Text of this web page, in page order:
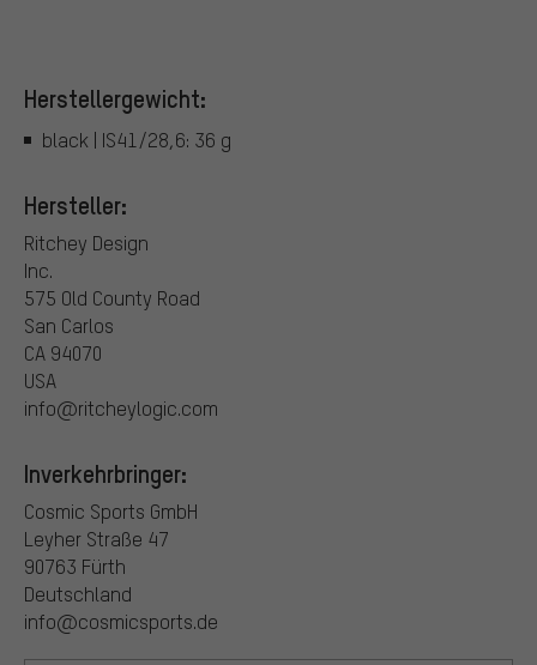
Herstellergewicht:
black | IS41/28,6: 36 g
Hersteller:
Ritchey Design
Inc.
575 Old County Road
San Carlos
CA 94070
USA
info@ritcheylogic.com
Inverkehrbringer:
Cosmic Sports GmbH
Leyher Straße 47
90763 Fürth
Deutschland
info@cosmicsports.de